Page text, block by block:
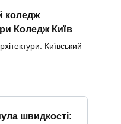
коледж
Коледж Київ
Київський
швидкості: